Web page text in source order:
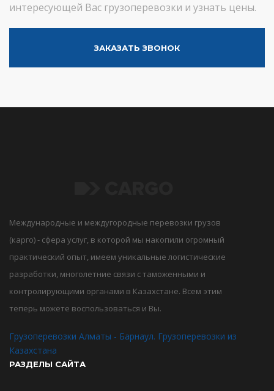
интересующей Вас грузоперевозки и узнать цены.
ЗАКАЗАТЬ ЗВОНОК
Международные и междугородные перевозки грузов
(карго) - сфера услуг, в которой мы накопили огромный
практический опыт, имеем уникальные логистические
разработки, многолетние связи с таможенными и
контролирующими органами в Казахстане. Всем этим
теперь можете воспользоваться и Вы.
Грузоперевозки Алматы - Барнаул. Грузоперевозки из
Казахстана
РАЗДЕЛЫ САЙТА